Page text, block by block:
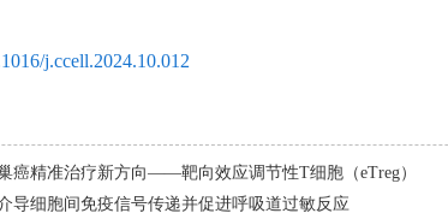
j.ccell.2024.10.012
癌精准治疗新方向——靶向效应调节性T细胞（eTreg）
导细胞间免疫信号传递并促进呼吸道过敏反应